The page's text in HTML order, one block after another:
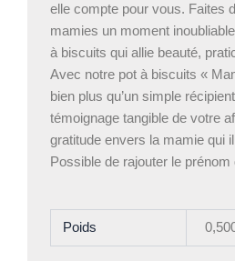
elle compte pour vous. Faites
mamies un moment
à biscuits qui allie beauté,
Avec notre pot à biscuits «
bien plus qu’un simple
témoignage tangible de votre
gratitude envers la mamie qui
Possible de rajouter le prénom
Poids